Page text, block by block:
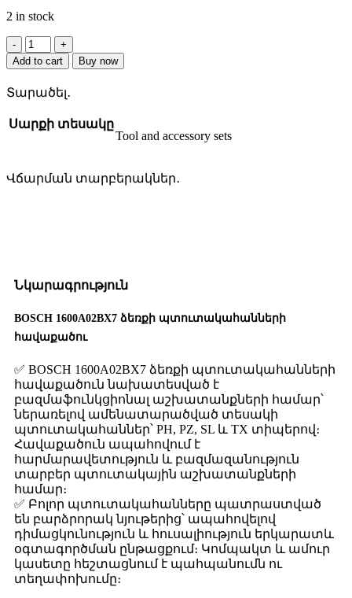
2 in stock
BOSCH
1600A02BX7
ձեռքի
պտուտակահանների
հավաքածու
quantity
Add to cart Buy now
Տարածել․
Սարքի տեսակը
Tool and accessory sets
Վճարման տարբերակներ․
Նկարագրություն
BOSCH 1600A02BX7 ձեռքի պտուտակահանների
հավաքածու
✅ BOSCH 1600A02BX7 ձեռքի պտուտակահանների
հավաքածուն նախատեսված է
բազմաֆունկցիոնալ աշխատանքների համար՝
ներառելով ամենատարածված տեսակի
պտուտակահաններ՝ PH, PZ, SL և TX տիպերով։
Հավաքածուն ապահովում է
հարմարավետություն և բազմազանություն
տարբեր պտուտակային աշխատանքների
համար։
✅ Բոլոր պտուտակահանները պատրաստված
են բարձրորակ նյութերից՝ ապահովելով
դիմացկունություն և հուսալիություն երկարատև
օգտագործման ընթացքում։ Կոմպակտ և ամուր
կասետը հեշտացնում է պահպանումն ու
տեղափոխումը։